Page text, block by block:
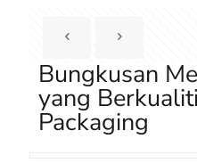
Bungkusan
yang
Packaging